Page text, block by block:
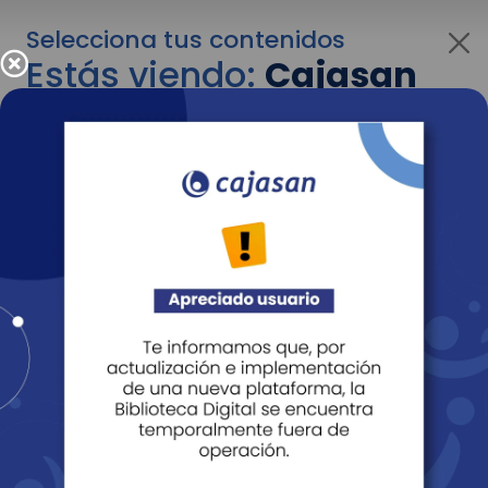
Selecciona tus contenidos
Estás viendo:Cajasan
para personas
Para cambiar al contenido de tu interés más
adelante recuerda utilizar el menú
Entendido